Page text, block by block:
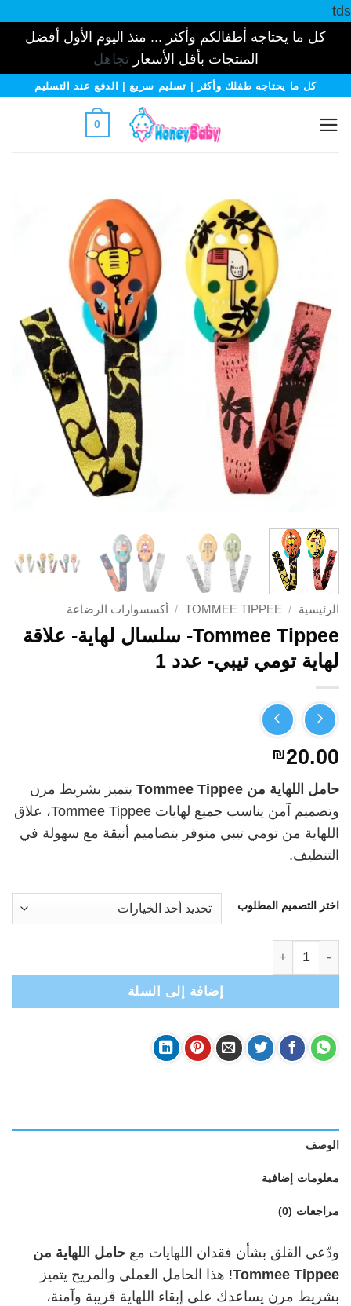
tds
كل ما يحتاجه أطفالكم وأكثر ... منذ اليوم الأول أفضل
المنتجات بأقل الأسعارتجاهل
تخطيكل ما يحتاجه طفلك وأكثر | تسليم سريع | الدفع عند التسليم
0
الرئيسية /
TOMMEE TIPPEE
/ أكسسوارات الرضاعة
Tommee Tippee- سلسال لهاية- علاقة
لهاية تومي تيبي- عدد 1
₪20.00
حامل اللهاية من
يتميز بشريط مرن
وتصميم آمن يناسب جميع لهايات Tommee Tippee، علاق
اللهاية من تومي تيبي متوفر بتصاميم أنيقة مع سهولة في
التنظيف.
اختر التصميم المطلوب
إضافة إلى السلة
الوصف
معلومات إضافية
مراجعات (0)
ودّعي القلق بشأن فقدان اللهايات مع حامل اللهاية من
Tommee Tippee! هذا الحامل العملي والمريح يتميز
بشريط مرن يساعدك على إبقاء اللهاية قريبة وآمنة،